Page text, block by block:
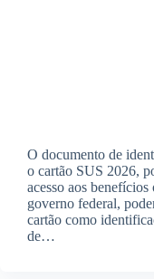
O documento de
o cartão SUS 2026,
acesso aos
governo federal,
cartão como
de…